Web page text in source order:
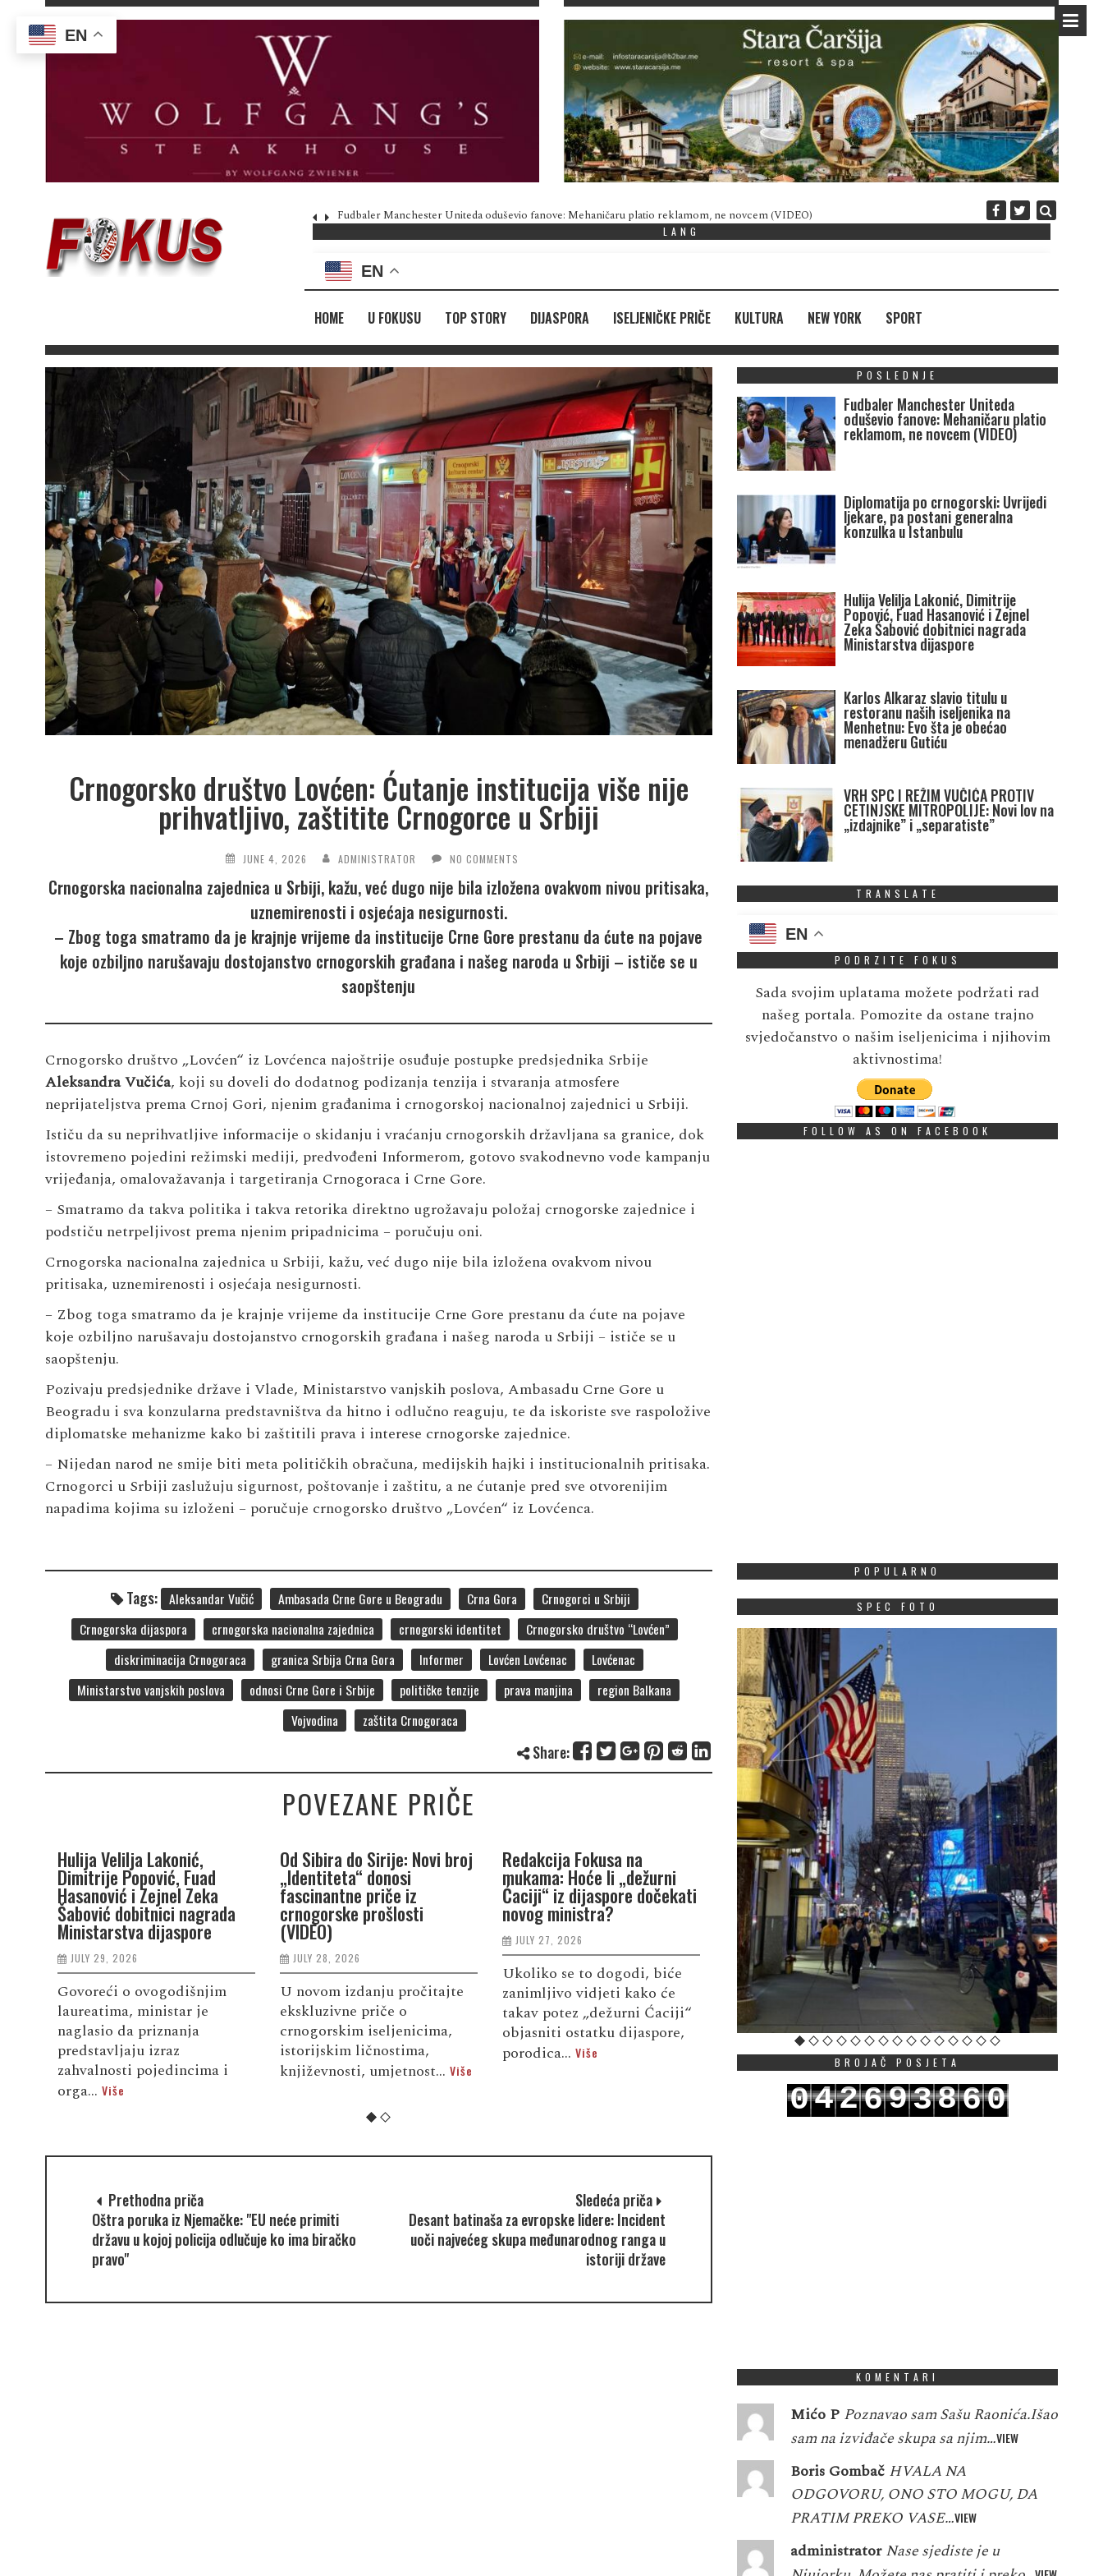
Fudbaler Manchester Uniteda oduševio fanove: Mehaničaru platio reklamom, ne novcem (VIDEO) Diplomatija po
LANG
EN
HOME U FOKUSU TOP STORY DIJASPORA ISELJENIČKE PRIČE KULTURA NEW YORK SPORT
Crnogorsko društvo Lovćen: Ćutanje institucija više nije
prihvatljivo, zaštitite Crnogorce u Srbiji
JUNE 4, 2026 ADMINISTRATOR NO COMMENTS
Crnogorska nacionalna zajednica u Srbiji, kažu, već dugo nije bila izložena ovakvom nivou pritisaka,
uznemirenosti i osjećaja nesigurnosti.
– Zbog toga smatramo da je krajnje vrijeme da institucije Crne Gore prestanu da ćute na pojave
koje ozbiljno narušavaju dostojanstvo crnogorskih građana i našeg naroda u Srbiji – ističe se u
saopštenju
Crnogorsko društvo „Lovćen“ iz Lovćenca najoštrije osuđuje postupke predsjednika Srbije
Aleksandra Vučića, koji su doveli do dodatnog podizanja tenzija i stvaranja atmosfere
neprijateljstva prema Crnoj Gori, njenim građanima i crnogorskoj nacionalnoj zajednici u Srbiji.
Ističu da su neprihvatljive informacije o skidanju i vraćanju crnogorskih državljana sa granice, dok
istovremeno pojedini režimski mediji, predvođeni Informerom, gotovo svakodnevno vode kampanju
vrijeđanja, omalovažavanja i targetiranja Crnogoraca i Crne Gore.
– Smatramo da takva politika i takva retorika direktno ugrožavaju položaj crnogorske zajednice i
podstiču netrpeljivost prema njenim pripadnicima – poručuju oni.
Crnogorska nacionalna zajednica u Srbiji, kažu, već dugo nije bila izložena ovakvom nivou
pritisaka, uznemirenosti i osjećaja nesigurnosti.
– Zbog toga smatramo da je krajnje vrijeme da institucije Crne Gore prestanu da ćute na pojave
koje ozbiljno narušavaju dostojanstvo crnogorskih građana i našeg naroda u Srbiji – ističe se u
saopštenju.
Pozivaju predsjednike države i Vlade, Ministarstvo vanjskih poslova, Ambasadu Crne Gore u
Beogradu i sva konzularna predstavništva da hitno i odlučno reaguju, te da iskoriste sve raspoložive
diplomatske mehanizme kako bi zaštitili prava i interese crnogorske zajednice.
– Nijedan narod ne smije biti meta političkih obračuna, medijskih hajki i institucionalnih pritisaka.
Crnogorci u Srbiji zaslužuju sigurnost, poštovanje i zaštitu, a ne ćutanje pred sve otvorenijim
napadima kojima su izloženi – poručuje crnogorsko društvo „Lovćen“ iz Lovćenca.
Tags: Aleksandar Vučić Ambasada Crne Gore u Beogradu Crna Gora
Crnogorci u Srbiji
Crnogorska dijaspora
crnogorska nacionalna zajednica crnogorski identitet
Crnogorsko društvo “Lovćen”
diskriminacija Crnogoraca
granica Srbija Crna Gora Informer Lovćen Lovćenac
Lovćenac
Ministarstvo vanjskih poslova
odnosi Crne Gore i Srbije političke tenzije prava manjina
region Balkana
Vojvodina
zaštita Crnogoraca
Share:
POVEZANE PRIČE
Hulija Velilja Lakonić,
Dimitrije Popović, Fuad
Hasanović i Zejnel Zeka
Šabović dobitnici nagrada
Ministarstva dijaspore
JULY 29, 2026
Govoreći o ovogodišnjim
laureatima, ministar je
naglasio da priznanja
predstavljaju izraz
zahvalnosti pojedincima i
orga... Više
Od Sibira do Sirije: Novi broj
„Identiteta“ donosi
fascinantne priče iz
crnogorske prošlosti
(VIDEO)
JULY 28, 2026
U novom izdanju pročitajte
ekskluzivne priče o
crnogorskim iseljenicima,
istorijskim ličnostima,
književnosti, umjetnost... Više
Redakcija Fokusa na
mukama: Hoće li „dežurni
Ćaciji“ iz dijaspore dočekati
novog ministra?
JULY 27, 2026
Ukoliko se to dogodi, biće
zanimljivo vidjeti kako će
takav potez „dežurni Ćaciji“
objasniti ostatku dijaspore,
porodica... Više
Resmija Ajdarpašić: Revija
Bihor – prvo glasilo
doseljenika sa Balkana u
Luksemburgu
JULY 16, 2026
U vremenu kada se površne
informacije brzo smjenjuju i
ostaje primjer ozbiljnog,
odgovornog i...Više
Edon Alibegu: Ulcinj
da dokazuje da je
istorija je to odavno
potvrdila
JULY 16, 2026
Američki državljanin
albanskog porijekla i
Savjeta za saradnju sa
Crne Gore, Edon
Više
Prethodna priča
Oštra poruka iz Njemačke: "EU neće primiti
državu u kojoj policija odlučuje ko ima biračko
pravo"
Sledeća priča
Desant batinaša za evropske lidere: Incident
uoči najvećeg skupa međunarodnog ranga u
istoriji države
POSLEDNJE
Fudbaler Manchester Uniteda
oduševio fanove: Mehaničaru platio
reklamom, ne novcem (VIDEO)
Diplomatija po crnogorski: Uvrijedi
ljekare, pa postani generalna
konzulka u Istanbulu
Hulija Velilja Lakonić, Dimitrije
Popović, Fuad Hasanović i Zejnel
Zeka Šabović dobitnici nagrada
Ministarstva dijaspore
Karlos Alkaraz slavio titulu u
restoranu naših iseljenika na
Menhetnu: Evo šta je obećao
menadžeru Gutiću
VRH SPC I REŽIM VUČIĆA PROTIV
CETINJSKE MITROPOLIJE: Novi lov na
„izdajnike” i „separatiste”
TRANSLATE
EN
PODRZITE FOKUS
Sada svojim uplatama možete podržati rad
našeg portala. Pomozite da ostane trajno
svjedočanstvo o našim iseljenicima i njihovim
aktivnostima!
FOLLOW AS ON FACEBOOK
POPULARNO
SPEC FOTO
BROJAČ POSJETA
042693860
KOMENTARI
Mićo P Poznavao sam Sašu Raonića.Išao
sam na izviđače skupa sa njim…VIEW
Boris Gombač HVALA NA
ODGOVORU, ONO STO MOGU, DA
PRATIM PREKO VASE…VIEW
administrator Nase sjediste je u
EN